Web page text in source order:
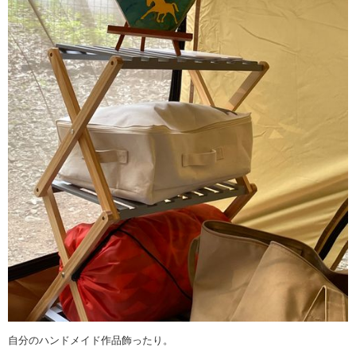
自分のハンドメイド作品飾ったり。